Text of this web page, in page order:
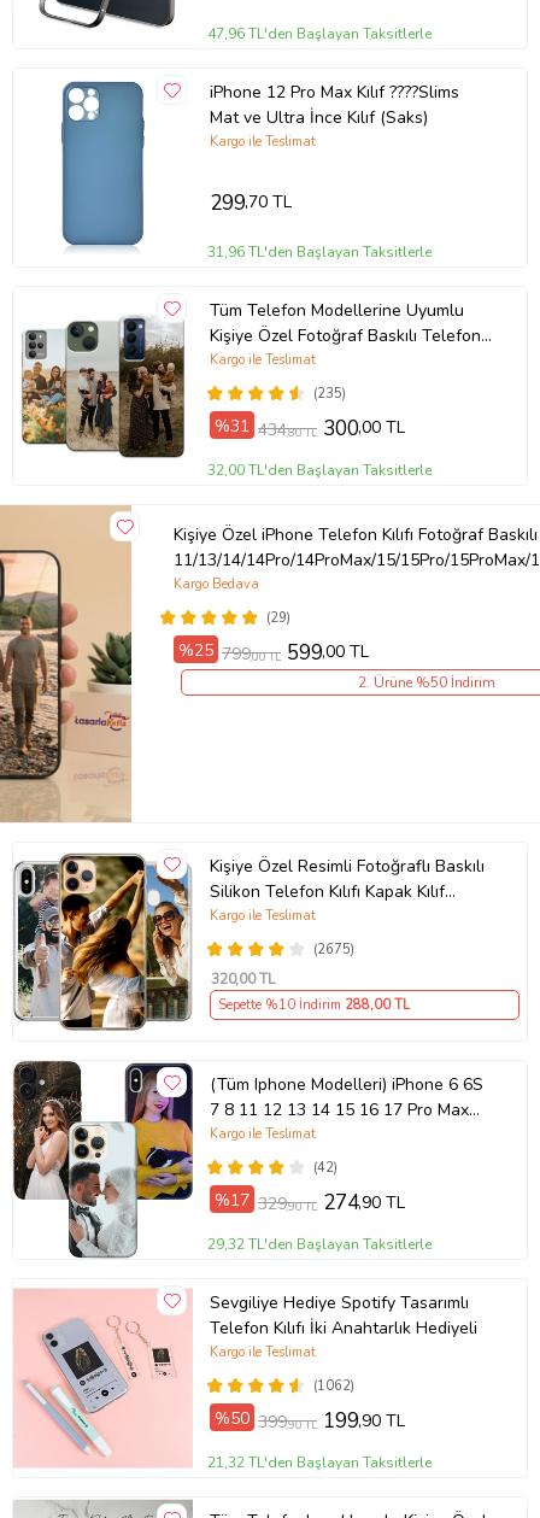
47,96 TL'den Başlayan Taksitlerle
iPhone 12 Pro Max Kılıf ????Slims
Mat ve Ultra İnce Kılıf (Saks)
Kargo ile Teslimat
299,70 TL
31,96 TL'den Başlayan Taksitlerle
Tüm Telefon Modellerine Uyumlu
Kişiye Özel Fotoğraf Baskılı Telefon
Kılıfı
(235)
Kargo ile Teslimat
%31 434,80 TL 300,00 TL
32,00 TL'den Başlayan Taksitlerle
Kişiye Özel iPhone Telefon Kılıfı Fotoğraf Baskılı
11/13/14/14Pro/14ProMax/15/15Pro/
(29)
Kargo Bedava
%25 799,00 TL 599,00 TL
2. Ürüne %50 İndirim
Kişiye Özel Resimli Fotoğraflı Baskılı
Silikon Telefon Kılıfı Kapak Kılıf
(Telefon Modelleri Açıklamada)
(2675)
Kargo ile Teslimat
320,00 TL
Sepette %10 İndirim 288,00 TL
(Tüm Iphone Modelleri) iPhone 6 6S
7 8 11 12 13 14 15 16 17 Pro Max
Plus Mini Kişiye Özel Resimli
Fotoğraflı Kılıf(42)
Kargo ile Teslimat
%17 329,90 TL 274,90 TL
29,32 TL'den Başlayan Taksitlerle
Sevgiliye Hediye Spotify Tasarımlı
Telefon Kılıfı İki Anahtarlık Hediyeli
(1062)
Kargo ile Teslimat
%50 399,90 TL 199,90 TL
21,32 TL'den Başlayan Taksitlerle